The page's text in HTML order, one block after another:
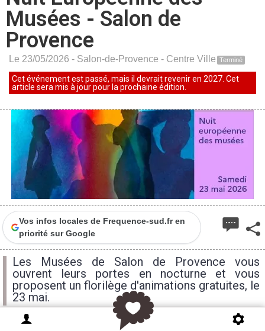
Musées - Salon de
Provence
Le 23/05/2026 - Salon-de-Provence - Centre Ville Terminé
Cet événement est passé, mais il devrait revenir en 2027. Cet
article sera mis à jour pour la prochaine édition.
Vos infos locales de Frequence-sud.fr en
priorité sur Google
Les Musées de Salon de Provence vous
ouvrent leurs portes en nocturne et vous
proposent un florilège d'animations gratuites, le
23 mai.